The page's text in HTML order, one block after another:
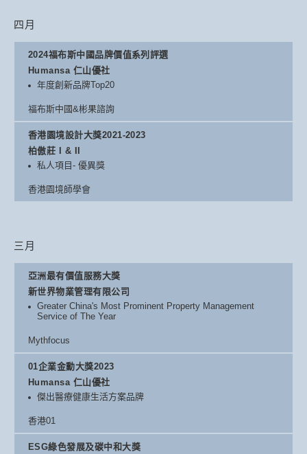
四月
2024福布斯中國品牌價值系列評選
Humansa 仁山優社
年度創新品牌Top20
福布斯中國&彬果諮詢
香港園境設計大獎2021-2023
柏傲莊 I & II
私人項目- 優異獎
香港園境師學會
三月
亞洲最有價值服務大獎
新世界物業管理有限公司
Greater China's Most Prominent Property Management
Service of The Year
Mythfocus
01企業金勳大獎2023
Humansa 仁山優社
傑出醫療健康生活方案品牌
香港01
ESG綠色發展及碳中和大獎